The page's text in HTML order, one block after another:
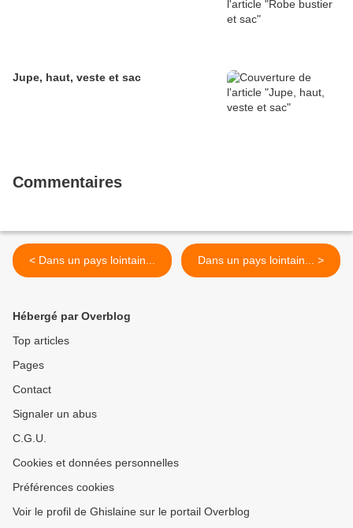
Jupe, haut, veste et sac
Commentaires
< Dans un pays lointain... Dans un pays lointain... >
Hébergé par Overblog
Top articles
Pages
Contact
Signaler un abus
C.G.U.
Cookies et données personnelles
Préférences cookies
Voir le profil de Ghislaine sur le portail Overblog